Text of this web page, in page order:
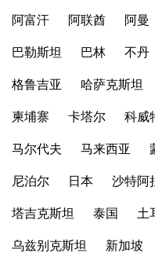
阿富汗 阿联酋 阿曼
巴勒斯坦 巴林 不丹
格鲁吉亚 哈萨克斯坦
柬埔寨 卡塔尔 科威
马尔代夫 马来西亚
尼泊尔 日本 沙特阿
塔吉克斯坦 泰国 土
乌兹别克斯坦 新加坡